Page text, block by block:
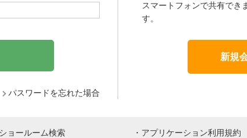
パスワードを忘れた場合
スマートフォンで共有でき
す。
新規
ショールーム検索
アプリケーション利用規約